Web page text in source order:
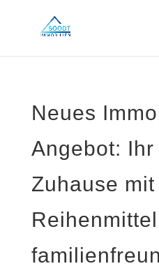
Neues
Angebot: Ihr
Zuhause